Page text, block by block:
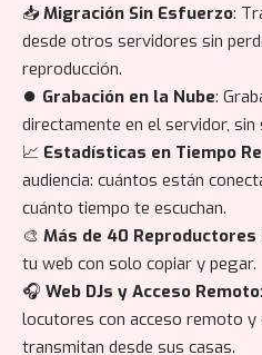
📥 Migración Sin Esfuerzo:
desde otros servidores sin
reproducción.
⏺️ Grabación en la Nube:
directamente en el servidor,
📈 Estadísticas en Tiempo
audiencia: cuántos están
cuánto tiempo te escuchan.
🎨 Más de 40 Reproductores
tu web con solo copiar y pegar.
🎧 Web DJs y Acceso Remoto
locutores con acceso remoto
transmitan desde sus casas.